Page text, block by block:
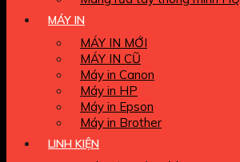
MÁY IN
MÁY IN MỚI
MÁY IN CŨ
Máy in Canon
Máy in HP
Máy in Epson
Máy in Brother
LINH KIỆN